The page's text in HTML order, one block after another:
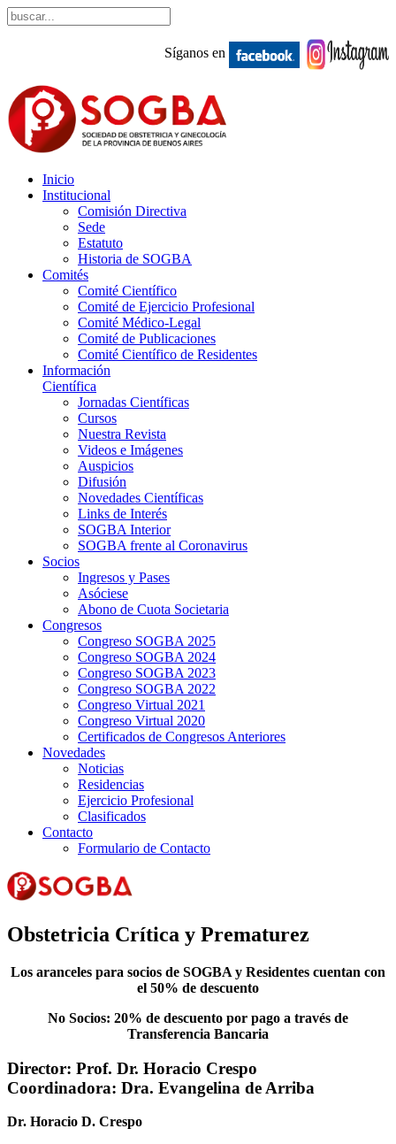
Síganos en
Inicio
Institucional
Comisión Directiva
Sede
Estatuto
Historia de SOGBA
Comités
Comité Científico
Comité de Ejercicio Profesional
Comité Médico-Legal
Comité de Publicaciones
Comité Científico de Residentes
Información
Científica
Jornadas Científicas
Cursos
Nuestra Revista
Videos e Imágenes
Auspicios
Difusión
Novedades Científicas
Links de Interés
SOGBA Interior
SOGBA frente al Coronavirus
Socios
Ingresos y Pases
Asóciese
Abono de Cuota Societaria
Congresos
Congreso SOGBA 2025
Congreso SOGBA 2024
Congreso SOGBA 2023
Congreso SOGBA 2022
Congreso Virtual 2021
Congreso Virtual 2020
Certificados de Congresos Anteriores
Novedades
Noticias
Residencias
Ejercicio Profesional
Clasificados
Contacto
Formulario de Contacto
Obstetricia Crítica y Prematurez
Los aranceles para socios de SOGBA y Residentes cuentan con
el 50% de descuento
No Socios: 20% de descuento por pago a través de
Transferencia Bancaria
Director: Prof. Dr. Horacio Crespo
Coordinadora: Dra. Evangelina de Arriba
Dr. Horacio D. Crespo